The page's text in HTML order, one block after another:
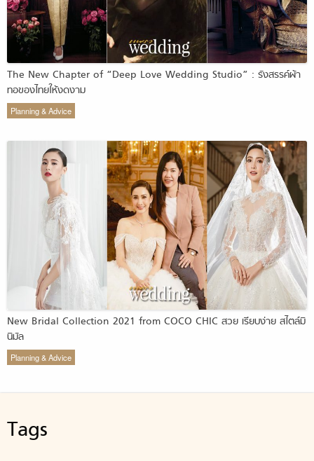
The New Chapter of “Deep Love Wedding Studio” : รังสรรค์ผ้า
ทอของไทยให้งดงาม
Planning & Advice
New Bridal Collection 2021 from COCO CHIC สวย เรียบง่าย สไตล์มิ
นิมัล
Planning & Advice
Tags